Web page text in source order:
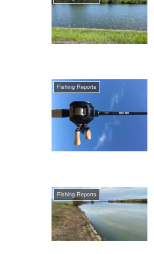
Fishing Reports
Fishing Reports